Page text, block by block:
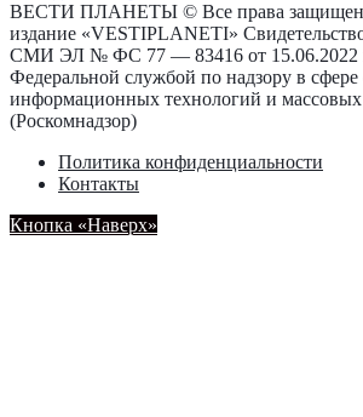
ВЕСТИ ПЛАНЕТЫ © Все права
издание «VESTIPLANETI»
СМИ ЭЛ № ФС 77 — 83416 от 15.06.2022
Федеральной службой по надзору в сфере
информационных технологий и
(Роскомнадзор)
Политика конфиденциальности
Контакты
Кнопка «Наверх»